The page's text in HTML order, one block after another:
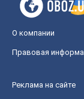
О компании
Правовая
Реклама на сайте